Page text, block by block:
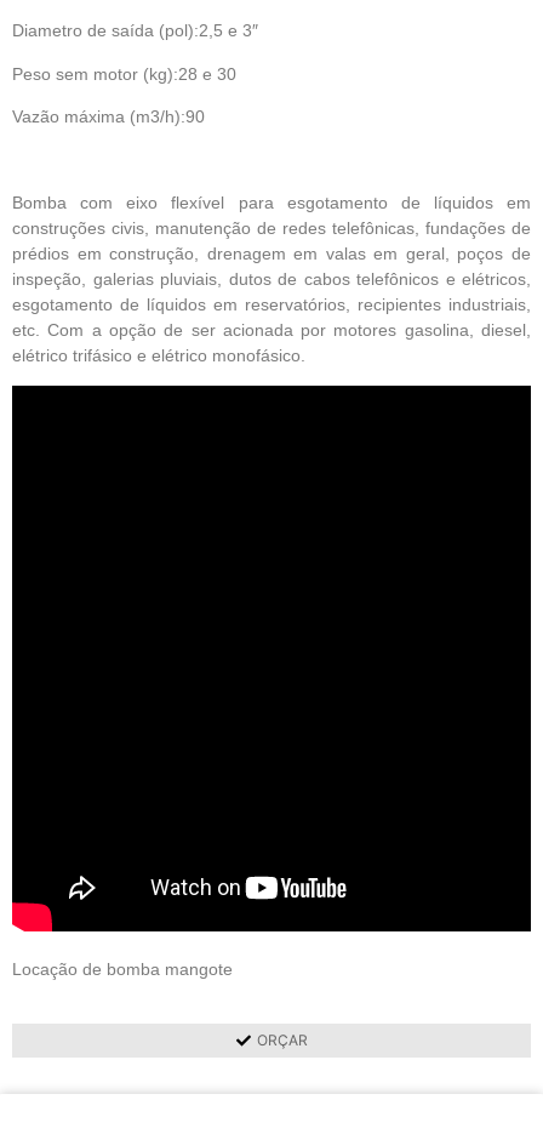
Diametro de saída (pol):2,5 e 3″
Peso sem motor (kg):28 e 30
Vazão máxima (m3/h):90
Bomba com eixo flexível para esgotamento de líquidos em
construções civis, manutenção de redes telefônicas, fundações de
prédios em construção, drenagem em valas em geral, poços de
inspeção, galerias pluviais, dutos de cabos telefônicos e elétricos,
esgotamento de líquidos em reservatórios, recipientes industriais,
etc. Com a opção de ser acionada por motores gasolina, diesel,
elétrico trifásico e elétrico monofásico.
Locação de bomba mangote
ORÇAR